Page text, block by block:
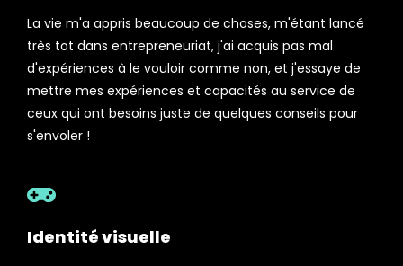
La vie m'a appris beaucoup de choses, m'étant lancé
très tot dans entrepreneuriat, j'ai acquis pas mal
d'expériences à le vouloir comme non, et j'essaye de
mettre mes expériences et capacités au service de
ceux qui ont besoins juste de quelques conseils pour
s'envoler !
Identité visuelle